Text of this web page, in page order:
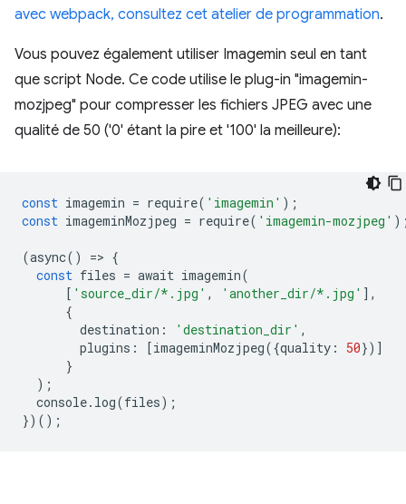
avec webpack, consultez cet atelier de programmation.
Vous pouvez également utiliser Imagemin seul en tant
que script Node. Ce code utilise le plug-in "imagemin-
mozjpeg" pour compresser les fichiers JPEG avec une
qualité de 50 ('0' étant la pire et '100' la meilleure):
const imagemin = require( 'imagemin' );
const imageminMozjpeg = require( 'imagemin-mozjpeg'
(async() => {
const files = await imagemin(
[ 'source_dir/*.jpg' , 'another_dir/*.jpg' ],
{
destination : 'destination_dir' ,
plugins : [imageminMozjpeg({quality : 50})]
}
);
console. log(files);
})();